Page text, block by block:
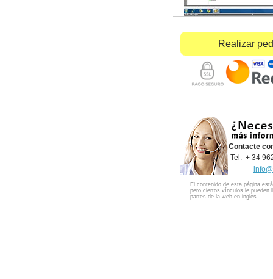
Realizar
El contenido de esta página
pero ciertos vínculos le pueden
partes de la web en inglés.
Contacte
Tel: + 34